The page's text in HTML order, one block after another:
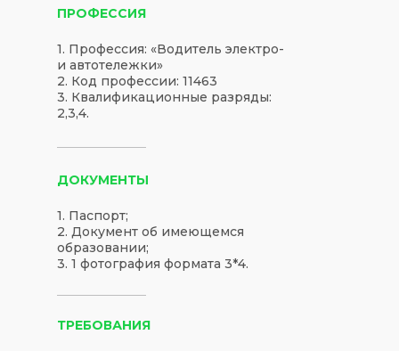
ПРОФЕССИЯ
ДОКУМЕНТЫ
ТРЕБОВАНИЯ
1. Профессия: «Водитель электро-
и автотележки»
2. Код профессии: 11463
3. Квалификационные разряды:
2,3,4.
1. Паспорт;
2. Документ об имеющемся
образовании;
3. 1 фотография формата 3*4.